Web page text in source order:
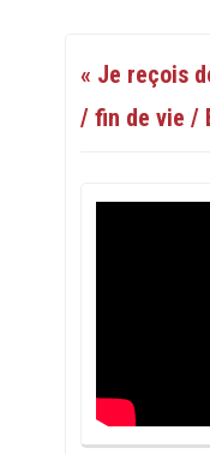
« Je reçois
/ fin de vie /